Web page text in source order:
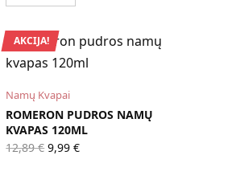
AKCIJA!
Namų Kvapai
ROMERON PUDROS NAMŲ
KVAPAS 120ML
12,89€ Original
price
9,99€Current